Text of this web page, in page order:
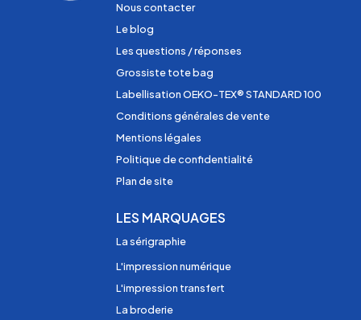
Nous contacter
Le blog
Les questions / réponses
Grossiste tote bag
Labellisation OEKO-TEX® STANDARD 100
Conditions générales de vente
Mentions légales
Politique de confidentialité
Plan de site
LES MARQUAGES
La sérigraphie
L'impression numérique
L'impression transfert
La broderie